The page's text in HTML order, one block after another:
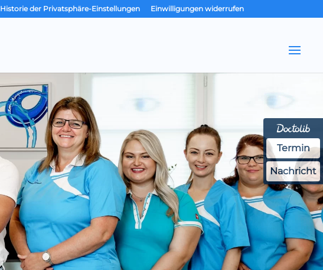
Historie der Privatsphäre-Einstellungen Einwilligungen widerrufen
Termin
Nachricht